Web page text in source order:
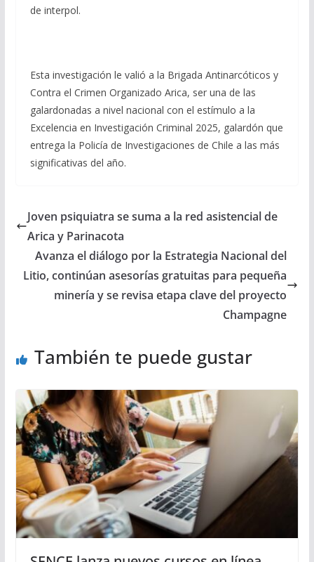
de interpol.
Esta investigación le valió a la Brigada Antinarcóticos y
Contra el Crimen Organizado Arica, ser una de las
galardonadas a nivel nacional con el estímulo a la
Excelencia en Investigación Criminal 2025, galardón que
entrega la Policía de Investigaciones de Chile a las más
significativas del año.
Joven psiquiatra se suma a la red asistencial de
Arica y Parinacota
Avanza el diálogo por la Estrategia Nacional del
Litio, continúan asesorías gratuitas para pequeña
minería y se revisa etapa clave del proyecto
Champagne
También te puede gustar